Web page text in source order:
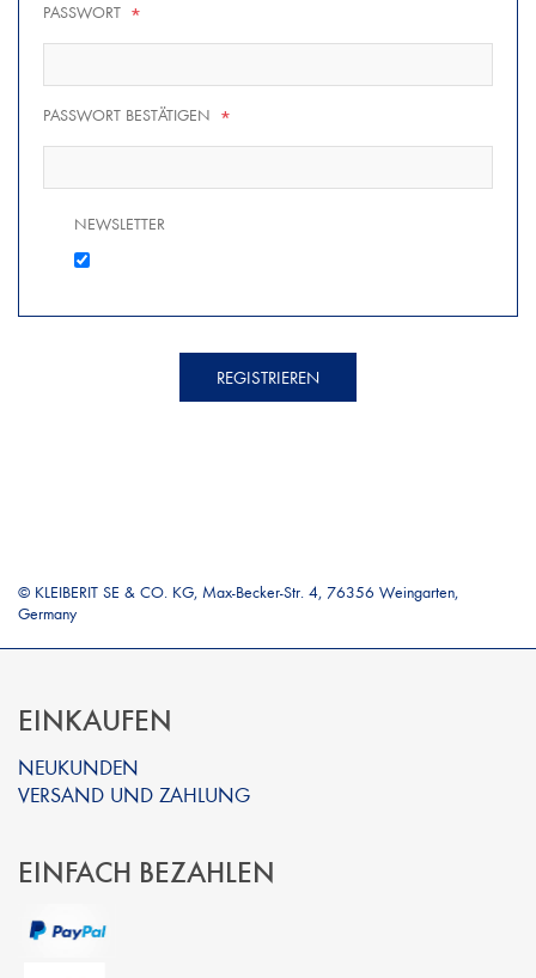
PASSWORT *
PASSWORT BESTÄTIGEN *
NEWSLETTER
REGISTRIEREN
© KLEIBERIT SE & CO. KG, Max-Becker-Str. 4, 76356 Weingarten,
Germany
EINKAUFEN
NEUKUNDEN
VERSAND UND ZAHLUNG
EINFACH BEZAHLEN